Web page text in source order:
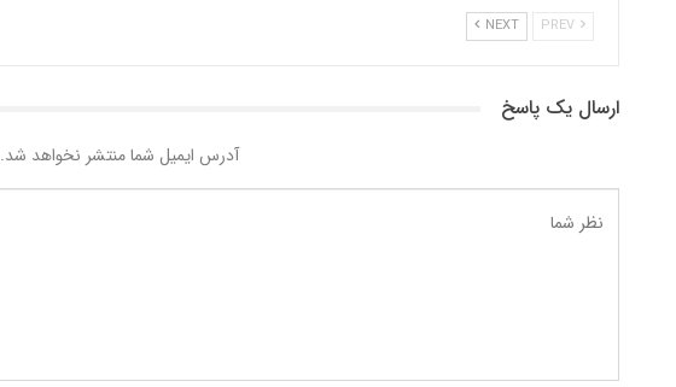
NEXT
ارسال یک پاسخ
آدرس ایمیل شما منتشر نخواهد شد.